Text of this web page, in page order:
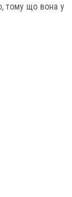
тому що вона у